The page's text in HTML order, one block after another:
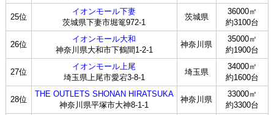
25位
イオンモール下妻
茨城県下妻市堀篭972-1
茨城県
36000㎡
約3100台
26位
イオンモール大和
神奈川県大和市下鶴間1-2-1
神奈川県
35000㎡
約1900台
27位
イオンモール上尾
埼玉県上尾市愛宕3-8-1
埼玉県
34000㎡
約1600台
28位
THE OUTLETS SHONAN HIRATSUKA
神奈川県平塚市大神8-1-1
神奈川県
33000㎡
約3300台